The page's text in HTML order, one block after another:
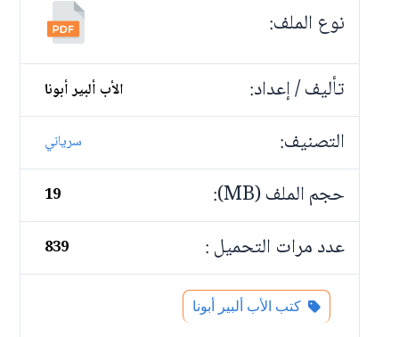
نوع الملف:
تأليف / إعداد:
الأب ألبير أبونا
التصنيف: سرياني
حجم الملف (MB): 19
عدد مرات التحميل : 839
كتب الأب ألبير أبونا